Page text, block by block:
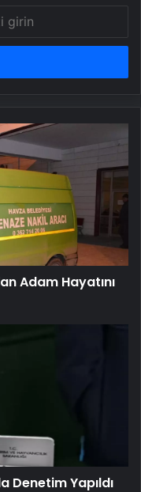
Adam Hayatını
Denetim Yapıldı